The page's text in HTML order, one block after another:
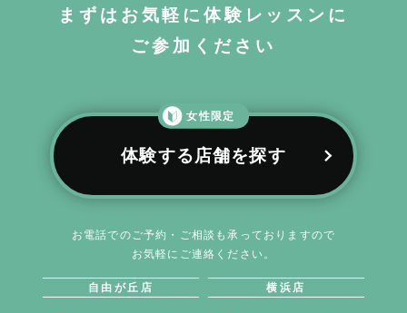
まずはお気軽に体験レッスンに
ご参加ください
女性限定
体験する店舗を探す
お電話でのご予約・ご相談も承っておりますので
お気軽にご連絡ください。
自由が丘店 横浜店